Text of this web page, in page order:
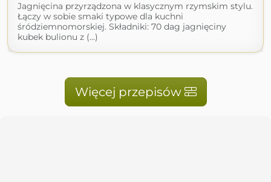
Jagnięcina przyrządzona w klasycznym rzymskim stylu.
Łączy w sobie smaki typowe dla kuchni
śródziemnomorskiej. Składniki: 70 dag jagnięciny
kubek bulionu z (...)
Więcej przepisów